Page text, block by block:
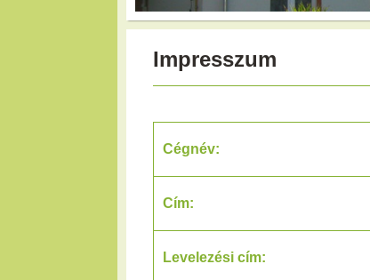
Impresszum
Cégnév:
Cím:
Levelezési cím: